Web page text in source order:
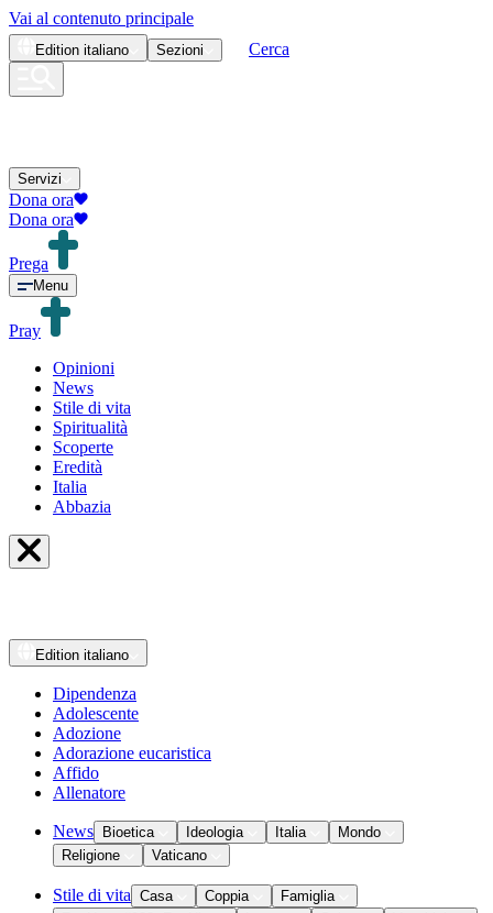
Vai al contenuto principale
Edition italiano Sezioni Cerca
Servizi
Dona ora
Dona ora
Prega
Menu
Pray
Opinioni
News
Stile di vita
Spiritualità
Scoperte
Eredità
Italia
Abbazia
Edition italiano
Dipendenza
Adolescente
Adozione
Adorazione eucaristica
Affido
Allenatore
News Bioetica Ideologia Italia
Mondo
Religione
Vaticano
Stile di vita Casa Coppia
Famiglia